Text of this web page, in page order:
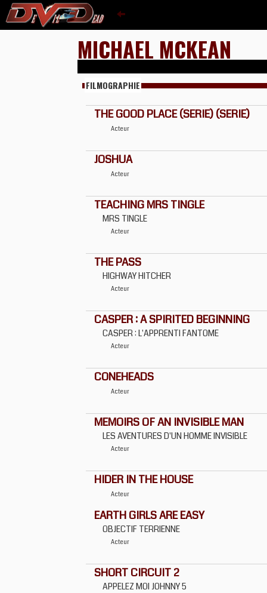
MICHAEL MCKEAN
FILMOGRAPHIE
THE GOOD PLACE (SERIE) (SERIE)
Acteur
JOSHUA
Acteur
TEACHING MRS TINGLE
MRS TINGLE
Acteur
THE PASS
HIGHWAY HITCHER
Acteur
CASPER : A SPIRITED BEGINNING
CASPER : L'APPRENTI FANTOME
Acteur
CONEHEADS
Acteur
MEMOIRS OF AN INVISIBLE MAN
LES AVENTURES D'UN HOMME INVISIBLE
Acteur
HIDER IN THE HOUSE
Acteur
EARTH GIRLS ARE EASY
OBJECTIF TERRIENNE
Acteur
SHORT CIRCUIT 2
APPELEZ MOI JOHNNY 5